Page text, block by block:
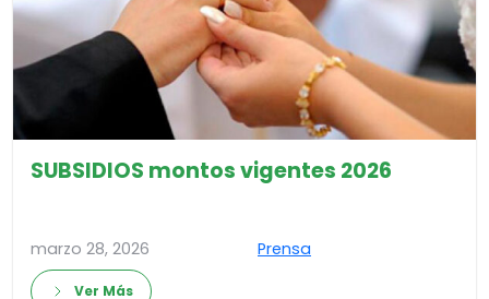
SUBSIDIOS montos vigentes 2026
marzo 28, 2026 Prensa
Ver Más